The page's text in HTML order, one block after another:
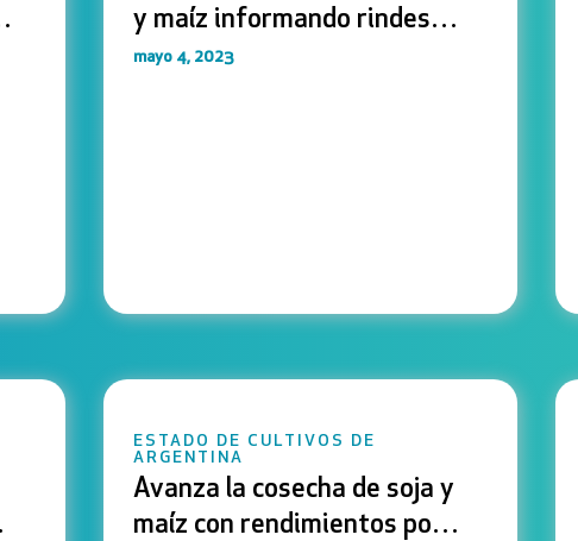
y maíz informando rindes
por debajo de los
mayo 4, 2023
ESTADO DE CULTIVOS DE
ARGENTINA
Avanza la cosecha de soja y
maíz con rendimientos por